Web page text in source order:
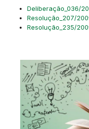
Deliberação_036/
Resolução_207/
Resolução_235/